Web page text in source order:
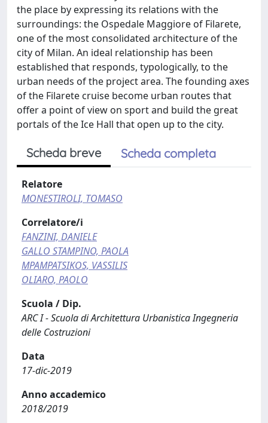
the place by expressing its relations with the
surroundings: the Ospedale Maggiore of Filarete,
one of the most consolidated architecture of the
city of Milan. An ideal relationship has been
established that responds, typologically, to the
urban needs of the project area. The founding axes
of the Filarete cruise become urban routes that
offer a point of view on sport and build the great
portals of the Ice Hall that open up to the city.
Scheda breve Scheda completa
Relatore
MONESTIROLI, TOMASO
Correlatore/i
FANZINI, DANIELE
GALLO STAMPINO, PAOLA
MPAMPATSIKOS, VASSILIS
OLIARO, PAOLO
Scuola / Dip.
ARC I - Scuola di Architettura Urbanistica Ingegneria
delle Costruzioni
Data
17-dic-2019
Anno accademico
2018/2019